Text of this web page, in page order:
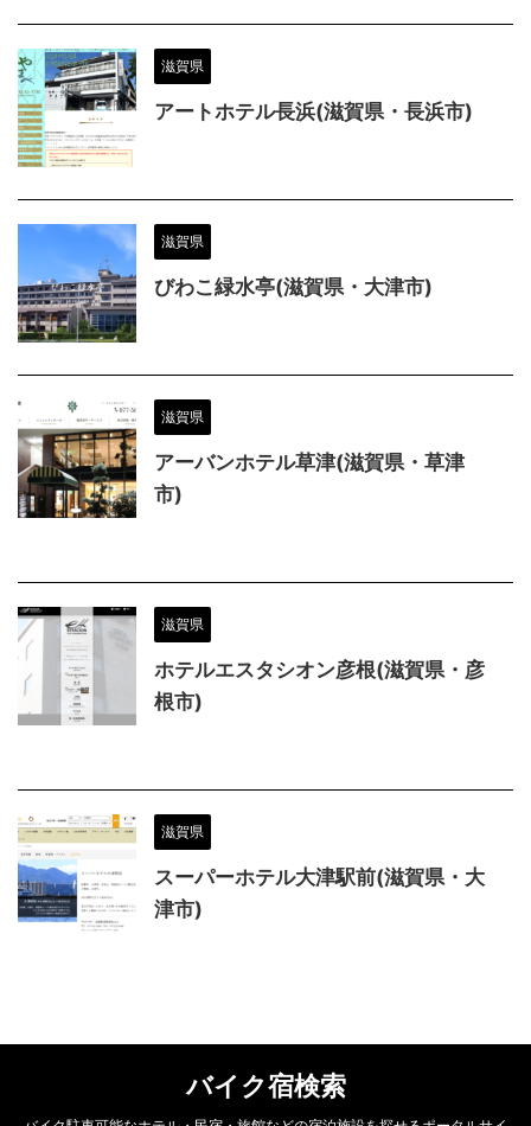
滋賀県
アートホテル長浜(滋賀県・長浜市)
滋賀県
びわこ緑水亭(滋賀県・大津市)
滋賀県
アーバンホテル草津(滋賀県・草津
市)
滋賀県
ホテルエスタシオン彦根(滋賀県・彦
根市)
滋賀県
スーパーホテル大津駅前(滋賀県・大
津市)
バイク宿検索